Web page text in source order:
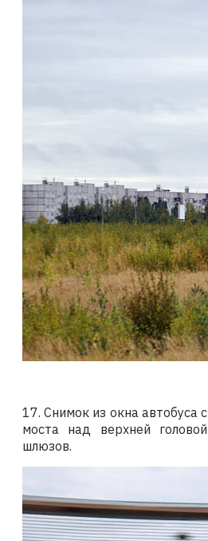
17. Снимок из окна автобуса с
моста над верхней головой
шлюзов.